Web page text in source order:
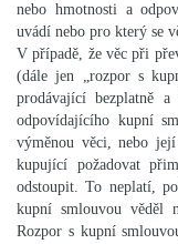
nebo hmotnosti a
uvádí nebo pro který se
V případě, že věc při
(dále jen „rozpor s
prodávající bezplatně
odpovídajícího kupní
výměnou věci, nebo
kupující požadovat
odstoupit. To neplatí,
kupní smlouvou věděl
Rozpor s kupní